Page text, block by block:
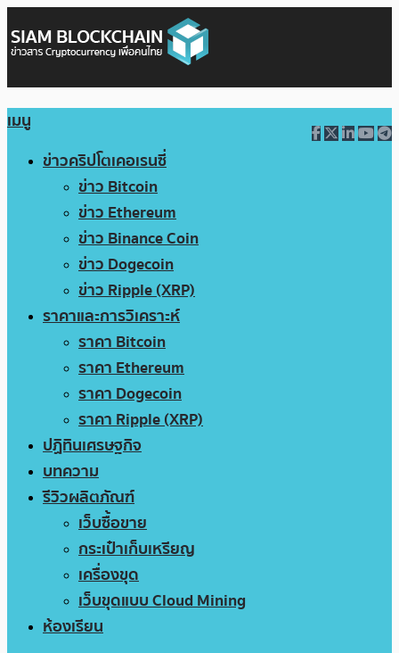
เมนู
ข่าวคริปโตเคอเรนซี่
ข่าว Bitcoin
ข่าว Ethereum
ข่าว Binance Coin
ข่าว Dogecoin
ข่าว Ripple (XRP)
ราคาและการวิเคราะห์
ราคา Bitcoin
ราคา Ethereum
ราคา Dogecoin
ราคา Ripple (XRP)
ปฏิทินเศรษฐกิจ
บทความ
รีวิวผลิตภัณฑ์
เว็บซื้อขาย
กระเป๋าเก็บเหรียญ
เครื่องขุด
เว็บขุดแบบ Cloud Mining
ห้องเรียน